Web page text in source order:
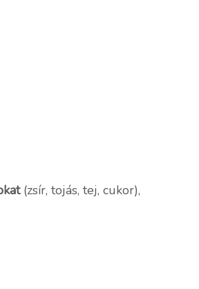
(zsír, tojás, tej, cukor),